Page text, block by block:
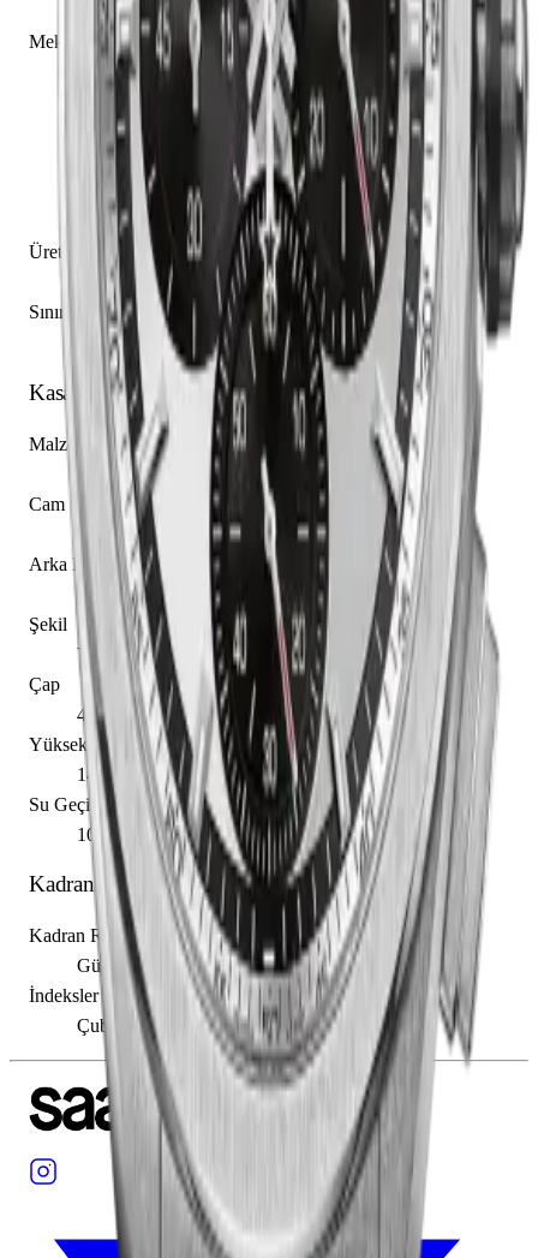
Zenith caliber El Primero 9004
Mekanizma Açıklaması
Küçük Saniye
Kronograf
Kronometre
Güç Rezervi Göstergesi
Üretim Yılı
2018 - 2021
Sınırlı Üretim
Hayır
Kasa
Malzeme
Titanyum
Cam
Safir
Arka Kapak
Şekil
Yuvarlak
Çap
44.00 mm
Yükseklik
14.50 mm
Su Geçirmezlik
100.00 m
Kadran
Kadran Rengi
Gümüş
İndeksler
Çubuk / Nokta